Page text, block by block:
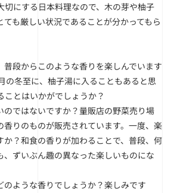
にする日本料理なので、木の芽や柚子
も厳しい状況であることが分かってもら
段からこのような香りを楽しんでいます
の冬至に、柚子湯に入ることもあると思
ことはいかがでしょうか？
ではないですか？量販店の野菜売り場
香りのものが販売されています。一度、楽
か？和食の香りが加わることで、普段、何
、ずいぶん趣の異なった楽しいものにな
ような香りでしょうか？楽しみです